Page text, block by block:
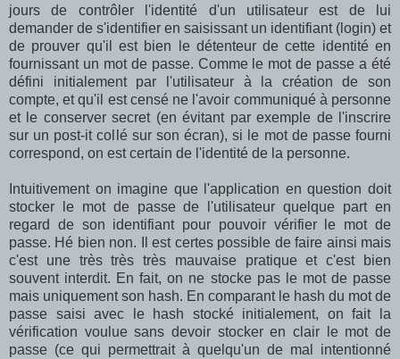
jours de contrôler l'identité d'un utilisateur est de lui
demander de s'identifier en saisissant un identifiant (login) et
de prouver qu'il est bien le détenteur de cette identité en
fournissant un mot de passe. Comme le mot de passe a été
défini initialement par l'utilisateur à la création de son
compte, et qu'il est censé ne l'avoir communiqué à personne
et le conserver secret (en évitant par exemple de l'inscrire
sur un post-it collé sur son écran), si le mot de passe fourni
correspond, on est certain de l'identité de la personne.
Intuitivement on imagine que l'application en question doit
stocker le mot de passe de l'utilisateur quelque part en
regard de son identifiant pour pouvoir vérifier le mot de
passe. Hé bien non. Il est certes possible de faire ainsi mais
c'est une très très très mauvaise pratique et c'est bien
souvent interdit. En fait, on ne stocke pas le mot de passe
mais uniquement son hash. En comparant le hash du mot de
passe saisi avec le hash stocké initialement, on fait la
vérification voulue sans devoir stocker en clair le mot de
passe (ce qui permettrait à quelqu'un de mal intentionné